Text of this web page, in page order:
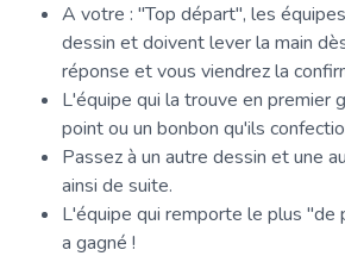
A votre : "Top départ", les
dessin et doivent lever la main
réponse et vous viendrez la
L'équipe qui la trouve en premier
point ou un bonbon qu'ils
Passez à un autre dessin et une
ainsi de suite.
L'équipe qui remporte le plus "de
a gagné !